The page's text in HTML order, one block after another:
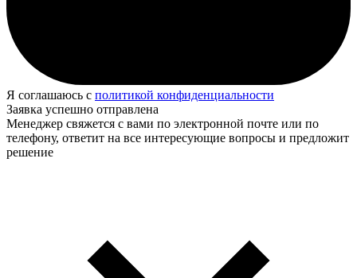
Я соглашаюсь с политикой конфиденциальности
Заявка успешно отправлена
Менеджер свяжется с вами по электронной почте или по
телефону, ответит на все интересующие вопросы и предложит
решение